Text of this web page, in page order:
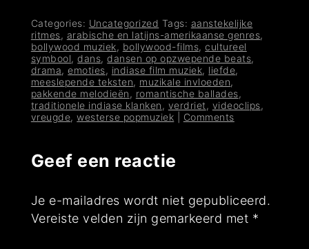
Categories: Uncategorized Tags: aanstekelijke
ritmes, arabische en latijns-amerikaanse genres,
bollywood muziek, bollywood-films,cultureel
symbool,dans,dansen op opzwepende beats,
drama,emoties, indiase film muziek, liefde,
meeslepende teksten, muzikale invloeden,
pakkende melodieën , romantische ballades,
traditionele indiase klanken , verdriet , videoclips,
vreugde,westerse popmuziek Comments
Geef een reactie
Je e-mailadres wordt niet gepubliceerd.
Vereiste velden zijn gemarkeerd met *